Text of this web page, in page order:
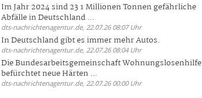
Im Jahr 2024 sind 23 1 Millionen Tonnen gefährliche
Abfälle in Deutschland ...
dts-nachrichtenagentur.de, 22.07.26 08:07 Uhr
In Deutschland gibt es immer mehr Autos.
dts-nachrichtenagentur.de, 22.07.26 08:04 Uhr
Die Bundesarbeitsgemeinschaft Wohnungslosenhilfe
befürchtet neue Härten ...
dts-nachrichtenagentur.de, 22.07.26 00:00 Uhr